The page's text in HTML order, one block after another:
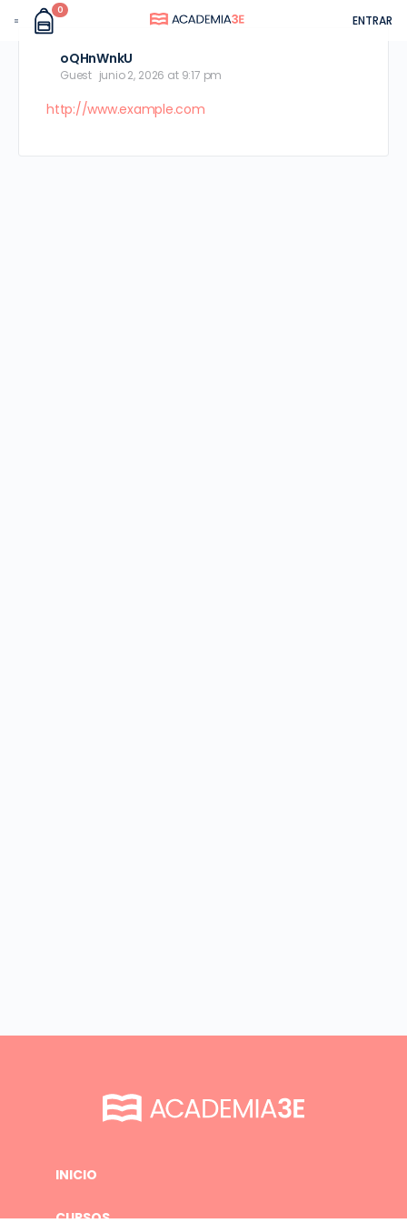
0
ENTRAR
oQHnWnkU
Guest junio 2, 2026 at 9:17 pm
http://www.example.com
INICIO
CURSOS